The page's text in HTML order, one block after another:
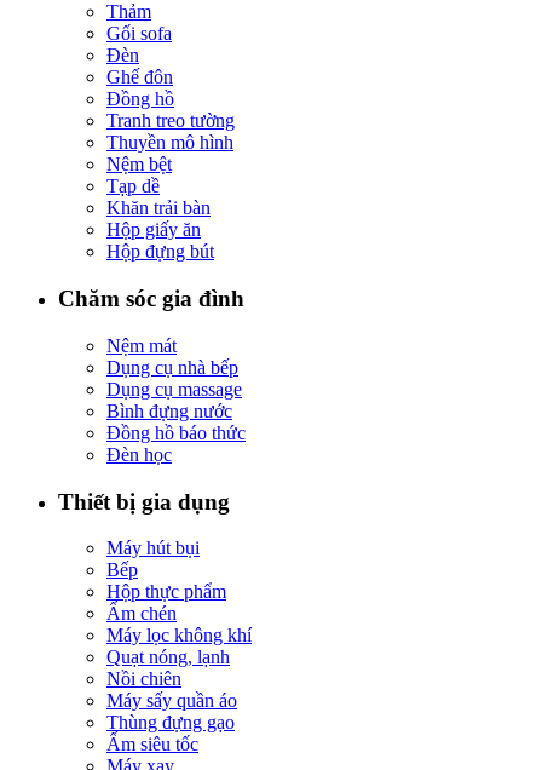
Thảm
Gối sofa
Đèn
Ghế đôn
Đồng hồ
Tranh treo tường
Thuyền mô hình
Nệm bệt
Tạp dề
Khăn trải bàn
Hộp giấy ăn
Hộp đựng bút
Chăm sóc gia đình
Nệm mát
Dụng cụ nhà bếp
Dụng cụ massage
Bình đựng nước
Đồng hồ báo thức
Đèn học
Thiết bị gia dụng
Máy hút bụi
Bếp
Hộp thực phẩm
Ấm chén
Máy lọc không khí
Quạt nóng, lạnh
Nồi chiên
Máy sấy quần áo
Thùng đựng gạo
Ấm siêu tốc